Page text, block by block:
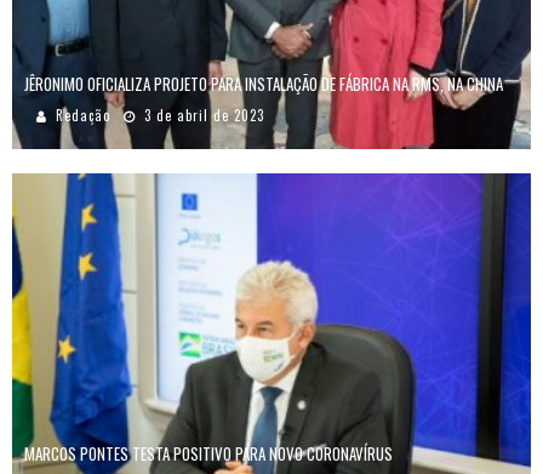
JÊRONIMO OFICIALIZA PROJETO PARA INSTALAÇÃO DE FÁBRICA NA RMS, NA CHINA
Redação 3 de abril de 2023
MARCOS PONTES TESTA POSITIVO PARA NOVO CORONAVÍRUS